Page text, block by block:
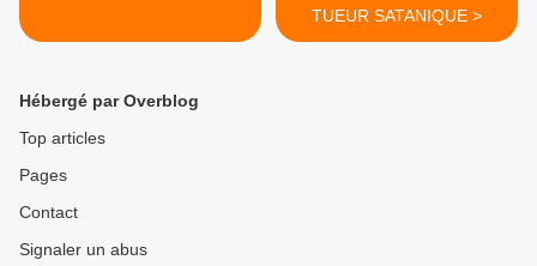
TUEUR SATANIQUE >
Hébergé par Overblog
Top articles
Pages
Contact
Signaler un abus